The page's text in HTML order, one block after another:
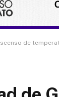
de